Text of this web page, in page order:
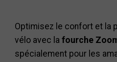
Optimisez le confort et la
vélo avec la fourche
spécialement pour les